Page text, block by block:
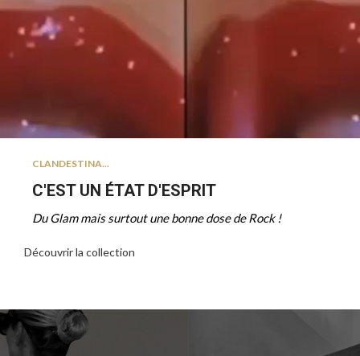
CLANDESTINA...
C'EST UN ÉTAT D'ESPRIT
Du Glam mais surtout une bonne dose de Rock !
Découvrir la collection